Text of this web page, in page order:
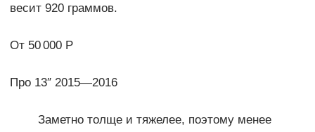
весит 920 граммов.
От 50 000 Р
Про 13″ 2015—2016
Заметно толще и тяжелее, поэтому менее